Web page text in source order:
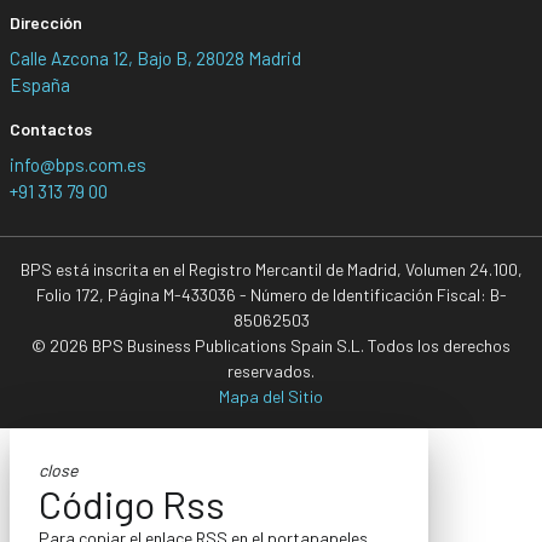
Dirección
Calle Azcona 12, Bajo B, 28028 Madrid
España
Contactos
info@bps.com.es
+91 313 79 00
BPS está inscrita en el Registro Mercantil de Madrid, Volumen 24.100,
Folio 172, Página M-433036 - Número de Identificación Fiscal: B-
85062503
© 2026 BPS Business Publications Spain S.L. Todos los derechos
reservados.
Mapa del Sitio
close
Código Rss
Para copiar el enlace RSS en el portapapeles,